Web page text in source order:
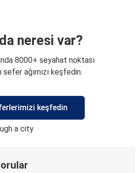
neresi var?
8000+ seyahat noktası
sefer ağımızı keşfedin.
keşfedin